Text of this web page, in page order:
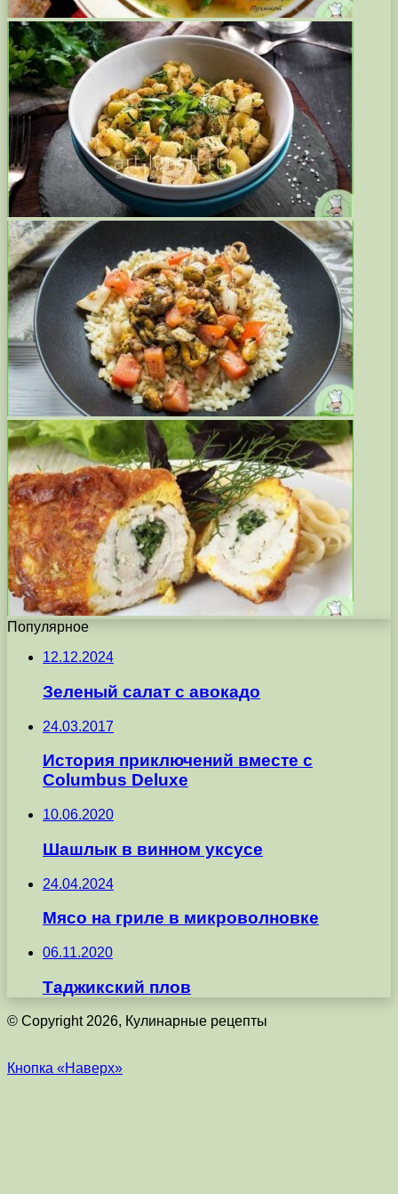
Популярное
12.12.2024
Зеленый салат с авокадо
24.03.2017
История приключений вместе с
Columbus Deluxe
10.06.2020
Шашлык в винном уксусе
24.04.2024
Мясо на гриле в микроволновке
06.11.2020
Таджикский плов
© Copyright 2026, Кулинарные рецепты
Кнопка «Наверх»